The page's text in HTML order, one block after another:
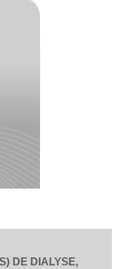
les partenaires
DE DIALYSE,